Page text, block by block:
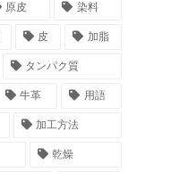
原皮 染料
皮 加脂
タンパク質
牛革 用語
加工方法
乾燥